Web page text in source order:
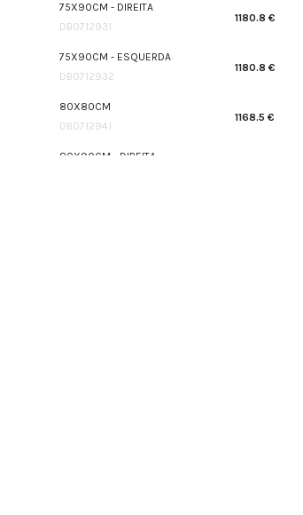
75X90CM - DIREITA
DB0712931
1180.8 €
75X90CM - ESQUERDA
DB0712932
1180.8 €
80X80CM
DB0712941
1168.5 €
80X90CM - DIREITA